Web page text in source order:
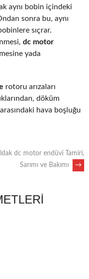
aynı bobin içindeki
sonra bu, aynı
sıçrar.
dc motor
yada
rotoru arızaları
döküm
hava boşluğu
dc motor endüvi Tamiri,
Sarımı ve Bakımı
→